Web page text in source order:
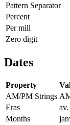
Pattern Separator
Percent
Per mill
Zero digit
Dates
Property
AM/PM Strings
Eras
Months